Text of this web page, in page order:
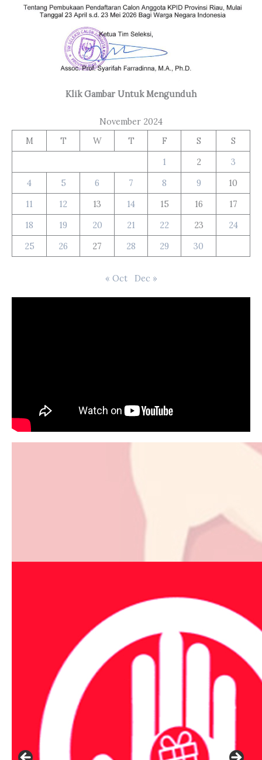
Klik Gambar Untuk Mengunduh
November 2024
M
T W T F S
S
1
2
3
4
5 6 7 8 9
10
11
12 13 14 15 16
17
18
19 20 21 22 23
24
25
26 27 28 29 30
« Oct Dec »